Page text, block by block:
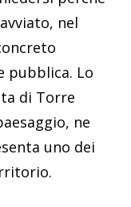
nel
pubblica. Lo
di Torre
ne
uno dei